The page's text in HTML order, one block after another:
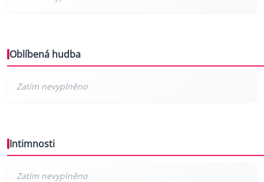
Oblíbená hudba
Intimnosti